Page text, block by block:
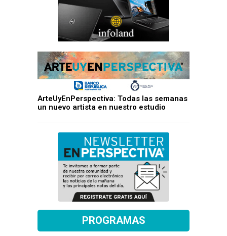
ArteUyEnPerspectiva: Todas las semanas
un nuevo artista en nuestro estudio
PROGRAMAS